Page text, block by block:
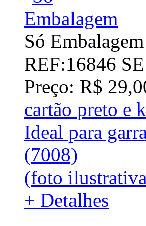
Só Embalagem
REF:16846 SE
Preço: R$
cartão preto e
Ideal para
(7008)
(foto
+ Detalhes